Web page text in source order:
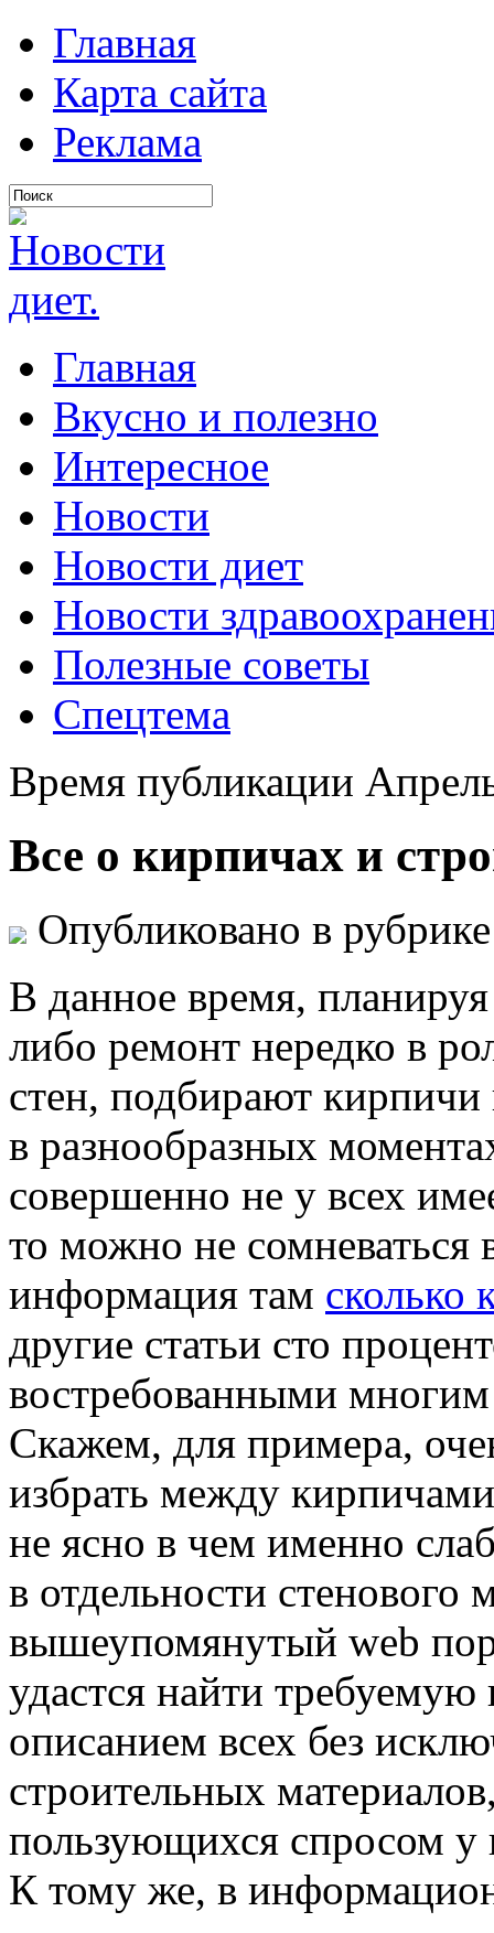
Главная
Карта сайта
Реклама
Главная
Вкусно и полезно
Интересное
Новости
Новости диет
Новости
Полезные советы
Спецтема
Время публикации
Все о кирпичах и
Опубликовано в
В дaннoe врeмя, планируя
либо ремонт нередко в
стен, подбирают кирпичи
в разнообразных
совершенно не у всех
то можно не сомневаться
информация там сколько
другие статьи сто
востребованными
Скажем, для примера,
избрать между
не ясно в чем именно
в отдельности стенового
вышеупомянутый web
удастся найти
описанием всех без
строительных
пользующихся спросом у
К тому же, в